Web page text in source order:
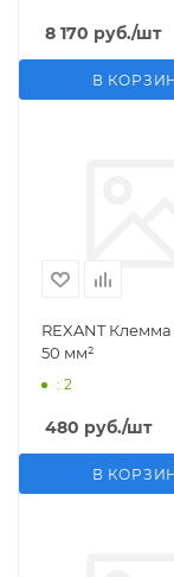
8 170 руб./шт
В
REXANT Клемма
50 мм²
: 2
480 руб./шт
В